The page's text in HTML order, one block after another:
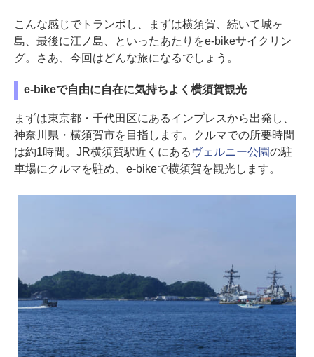
こんな感じでトランポし、まずは横須賀、続いて城ヶ
島、最後に江ノ島、といったあたりをe-bikeサイクリン
グ。さあ、今回はどんな旅になるでしょう。
e-bikeで自由に自在に気持ちよく横須賀観光
まずは東京都・千代田区にあるインプレスから出発し、
神奈川県・横須賀市を目指します。クルマでの所要時間
は約1時間。JR横須賀駅近くにある ヴェルニー公園の駐
車場にクルマを駐め、e-bikeで横須賀を観光します。